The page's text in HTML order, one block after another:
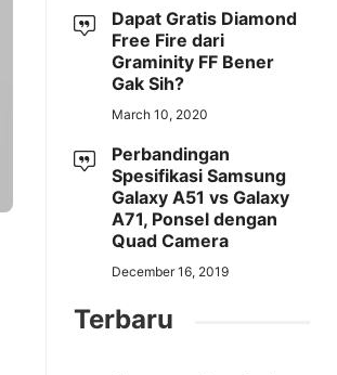
Dapat Gratis Diamond
Free Fire dari
Graminity FF Bener
Gak Sih?
March 10, 2020
Perbandingan
Spesifikasi Samsung
Galaxy A51 vs Galaxy
A71, Ponsel dengan
Quad Camera
December 16, 2019
Terbaru